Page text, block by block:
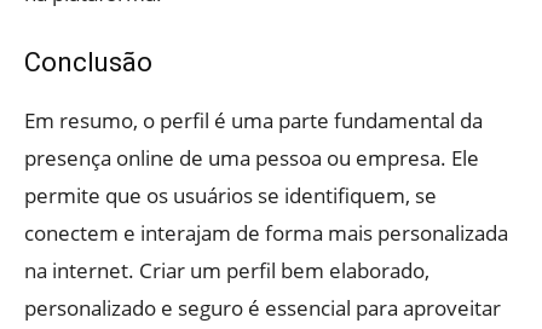
Conclusão
Em resumo, o perfil é uma parte fundamental da
presença online de uma pessoa ou empresa. Ele
permite que os usuários se identifiquem, se
conectem e interajam de forma mais personalizada
na internet. Criar um perfil bem elaborado,
personalizado e seguro é essencial para aproveitar